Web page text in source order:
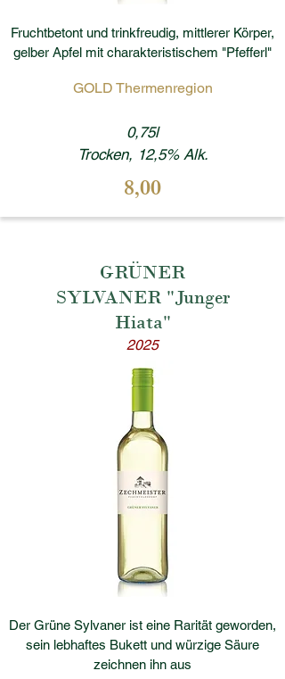
Fruchtbetont und trinkfreudig, mittlerer Körper,
gelber Apfel mit charakteristischem "Pfefferl"
GOLD Thermenregion
0,75l
Trocken, 12,5% Alk.
8,00
GRÜNER
SYLVANER "Junger
Hiata"
2025
Der Grüne Sylvaner ist eine Rarität geworden,
sein lebhaftes Bukett und würzige Säure
zeichnen ihn aus